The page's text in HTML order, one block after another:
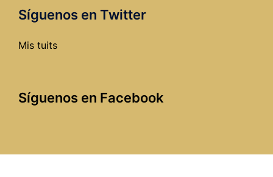
Síguenos en Twitter
Mis tuits
Síguenos en Facebook